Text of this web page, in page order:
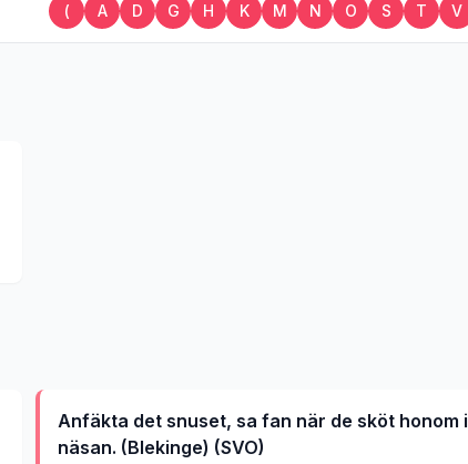
( A D G H K M N O S T V
Anfäkta det snuset, sa fan när de sköt honom i
näsan. (Blekinge) (SVO)